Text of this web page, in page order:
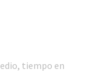
tiempo en